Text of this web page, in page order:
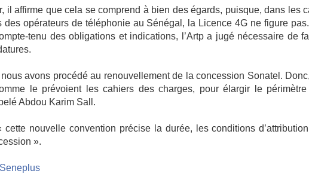
il affirme que cela se comprend à bien des égards, puisque, dans les
des opérateurs de téléphonie au Sénégal, la Licence 4G ne figure pas.
tenu des obligations et indications, l’Artp a jugé nécessaire de
nous avons procédé au renouvellement de la concession Sonatel.
le prévoient les cahiers des charges, pour élargir le
Abdou Karim Sall.
cette nouvelle convention précise la durée, les conditions
».
Seneplus